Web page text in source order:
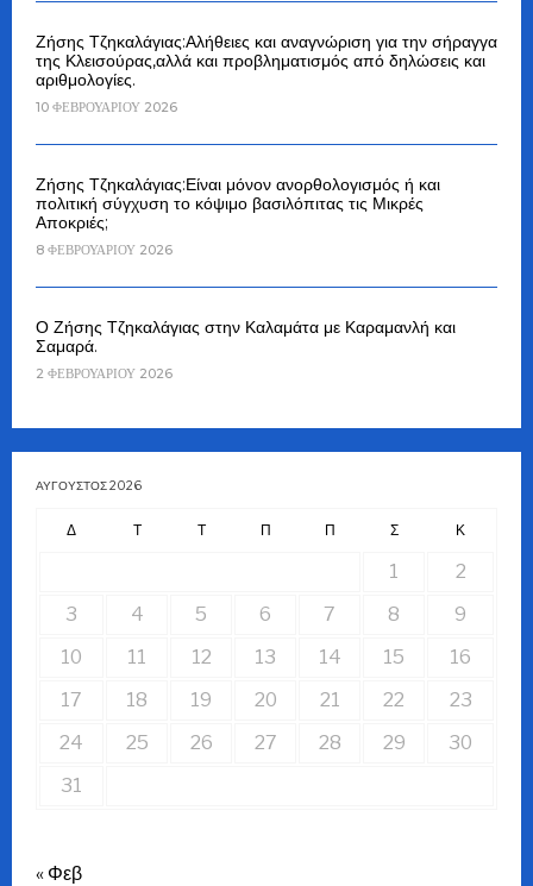
Ζήσης Τζηκαλάγιας:Αλήθειες και αναγνώριση για την σήραγγα
της Κλεισούρας,αλλά και προβληματισμός από δηλώσεις και
αριθμολογίες.
10 ΦΕΒΡΟΥΑΡΊΟΥ 2026
Ζήσης Τζηκαλάγιας:Είναι μόνον ανορθολογισμός ή και
πολιτική σύγχυση το κόψιμο βασιλόπιτας τις Μικρές
Αποκριές;
8 ΦΕΒΡΟΥΑΡΊΟΥ 2026
Ο Ζήσης Τζηκαλάγιας στην Καλαμάτα με Καραμανλή και
Σαμαρά.
2 ΦΕΒΡΟΥΑΡΊΟΥ 2026
ΑΎΓΟΥΣΤΟΣ 2026
Δ Τ Τ Π Π Σ Κ
1
2
3
4 5 6 7 8
9
10
11 12 13 14 15
16
17
18 19 20 21 22
23
24
25 26 27 28 29
30
31
« Φεβ